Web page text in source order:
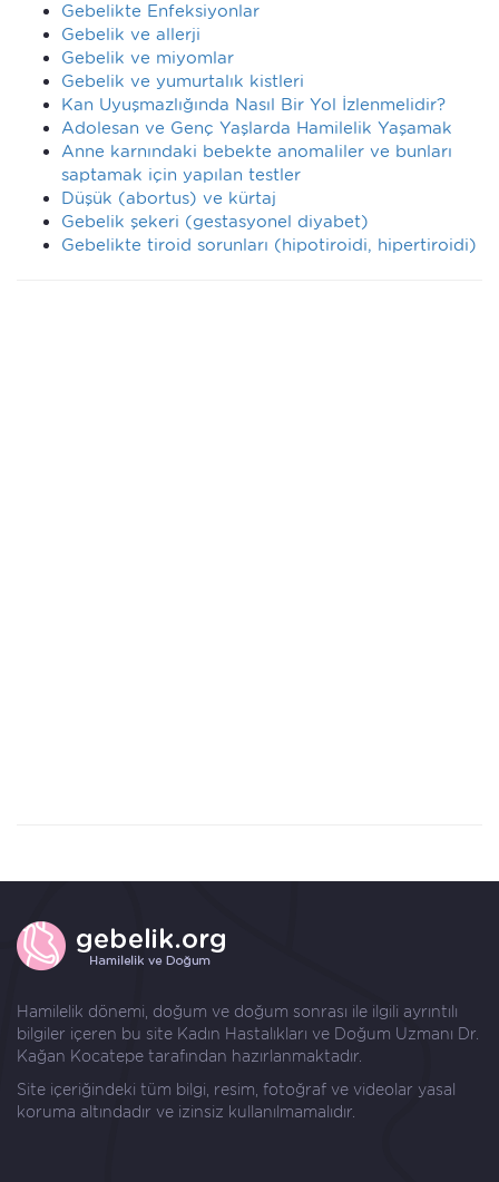
Gebelikte Enfeksiyonlar
Gebelik ve allerji
Gebelik ve miyomlar
Gebelik ve yumurtalık kistleri
Kan Uyuşmazlığında Nasıl Bir Yol İzlenmelidir?
Adolesan ve Genç Yaşlarda Hamilelik Yaşamak
Anne karnındaki bebekte anomaliler ve bunları
saptamak için yapılan testler
Düşük (abortus) ve kürtaj
Gebelik şekeri (gestasyonel diyabet)
Gebelikte tiroid sorunları (hipotiroidi, hipertiroidi)
Hamilelik dönemi, doğum ve doğum sonrası ile ilgili ayrıntılı
bilgiler içeren bu site Kadın Hastalıkları ve Doğum Uzmanı Dr.
Kağan Kocatepe tarafından hazırlanmaktadır.
Site içeriğindeki tüm bilgi, resim, fotoğraf ve videolar yasal
koruma altındadır ve izinsiz kullanılmamalıdır.